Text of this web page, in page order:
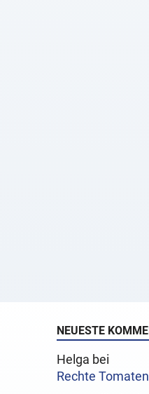
NEUESTE
Helga bei
Rechte